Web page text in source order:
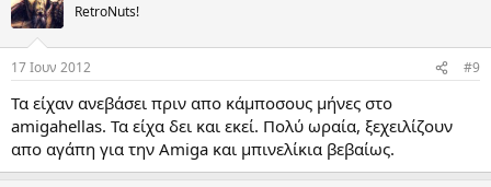
RetroNuts!
17 Ιουν 2012 #9
Τα είχαν ανεβάσει πριν απο κάμποσους μήνες στο
amigahellas. Τα είχα δει και εκεί. Πολύ ωραία, ξεχειλίζουν
απο αγάπη για την Amiga και μπινελίκια βεβαίως.